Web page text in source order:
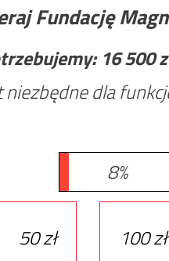
Fundację
16 500
dla
8%
50 zł 100 zł